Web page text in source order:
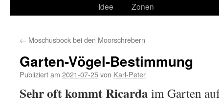
Idee
Zonen
← Moschusbock bei den Moorschrebern
Garten-Vögel-Bestimmung
Publiziert am 2021-07-25von Karl-Peter
Sehr oft kommt Ricardaim Garten